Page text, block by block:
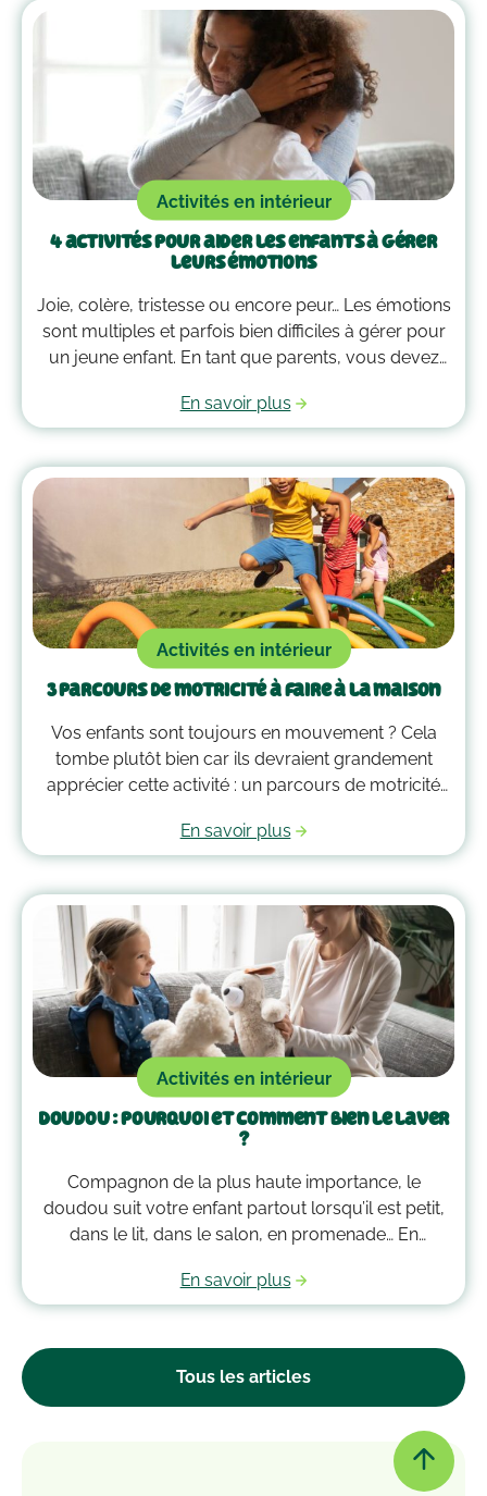
Tous les articles
Activités en intérieur
4 activités pour aider les enfants à gérer
leurs émotions
Joie, colère, tristesse ou encore peur… Les émotions
sont multiples et parfois bien difficiles à gérer pour
un jeune enfant. En tant que parents, vous devez
plus d’un tour dans votre sac pour les
accompagner. Voici quelques outils qui peuvent
vous guider dans la gestion des émotions de vos
enfants !
En savoir plus
Activités en intérieur
3 parcours de motricité à faire à la maison
Vos enfants sont toujours en mouvement ? Cela
tombe plutôt bien car ils devraient grandement
apprécier cette activité : un parcours de motricité
qui vous guideront pour savoir comment faire un
parcours de motricité à la maison !
En savoir plus
Activités en intérieur
Doudou : pourquoi et comment bien le laver
?
Compagnon de la plus haute importance, le
doudou suit votre enfant partout lorsqu’il est petit,
dans le lit, dans le salon, en promenade… En
essentielle dans son cœur. Alors après avoir
accumulé une quantité de poussière, d’acariens et
passer à la machine. Mais comment laver un
En savoir plus